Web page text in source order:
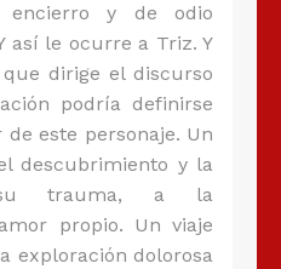
y de odio
así le ocurre a Triz. Y
dirige el discurso
podría definirse
este personaje. Un
descubrimiento y la
trauma, a la
propio. Un viaje
exploración dolorosa